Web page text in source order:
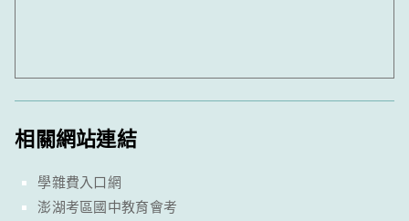
相關網站連結
學雜費入口網
澎湖考區國中教育會考